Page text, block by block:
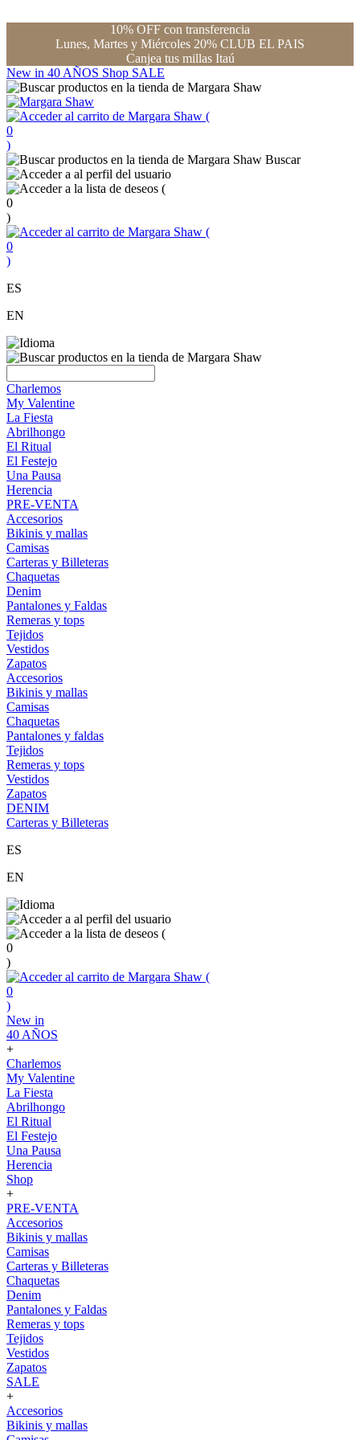
10% OFF con transferencia
Lunes, Martes y Miércoles 20% CLUB EL PAIS
Canjea tus millas Itaú
New in 40 AÑOS Shop SALE
(
0
)
Buscar
(
0
)
(
0
)
ES
EN
Charlemos
My Valentine
La Fiesta
Abrilhongo
El Ritual
El Festejo
Una Pausa
Herencia
PRE-VENTA
Accesorios
Bikinis y mallas
Camisas
Carteras y Billeteras
Chaquetas
Denim
Pantalones y Faldas
Remeras y tops
Tejidos
Vestidos
Zapatos
Accesorios
Bikinis y mallas
Camisas
Chaquetas
Pantalones y faldas
Tejidos
Remeras y tops
Vestidos
Zapatos
DENIM
Carteras y Billeteras
ES
EN
(
0
)
(
0
)
New in
40 AÑOS
+
Charlemos
My Valentine
La Fiesta
Abrilhongo
El Ritual
El Festejo
Una Pausa
Herencia
Shop
+
PRE-VENTA
Accesorios
Bikinis y mallas
Camisas
Carteras y Billeteras
Chaquetas
Denim
Pantalones y Faldas
Remeras y tops
Tejidos
Vestidos
Zapatos
SALE
+
Accesorios
Bikinis y mallas